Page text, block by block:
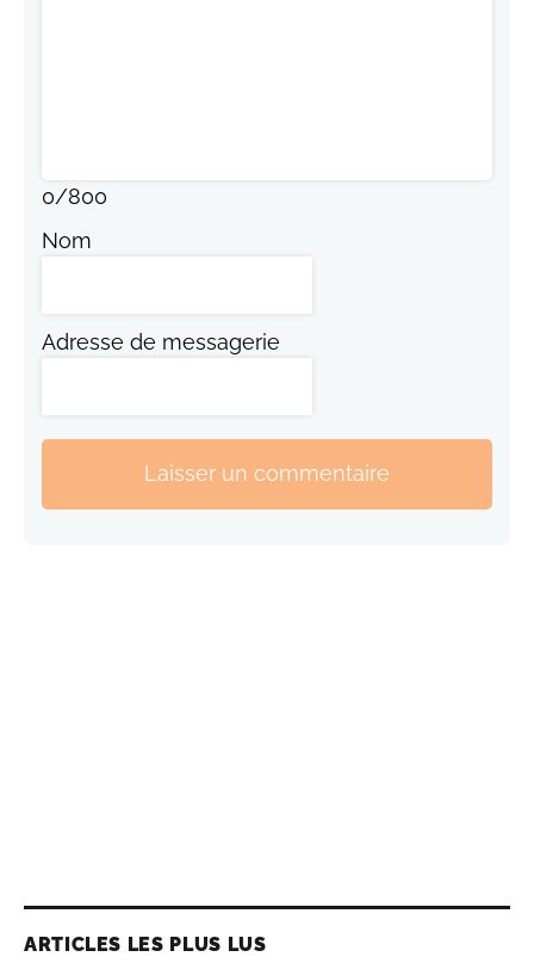
0/800
Nom
Adresse de messagerie
Laisser un commentaire
ARTICLES LES PLUS LUS